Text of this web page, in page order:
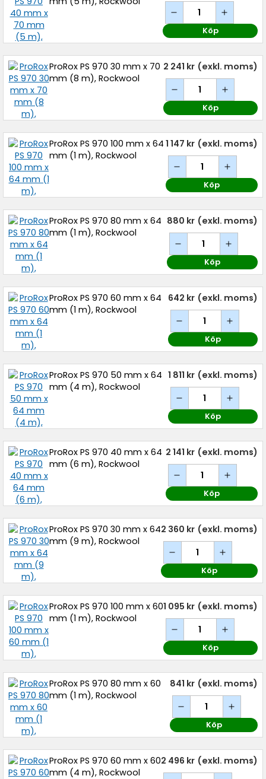
Köp
ProRox PS 970 30 mm x 70
mm (8 m), Rockwool
2 241 kr (exkl. moms)
Köp
ProRox PS 970 100 mm x 64
mm (1 m), Rockwool
1 147 kr (exkl. moms)
Köp
ProRox PS 970 80 mm x 64
mm (1 m), Rockwool
880 kr (exkl. moms)
Köp
ProRox PS 970 60 mm x 64
mm (1 m), Rockwool
642 kr (exkl. moms)
Köp
ProRox PS 970 50 mm x 64
mm (4 m), Rockwool
1 811 kr (exkl. moms)
Köp
ProRox PS 970 40 mm x 64
mm (6 m), Rockwool
2 141 kr (exkl. moms)
Köp
ProRox PS 970 30 mm x 64
mm (9 m), Rockwool
2 360 kr (exkl. moms)
Köp
ProRox PS 970 100 mm x 60
mm (1 m), Rockwool
1 095 kr (exkl. moms)
Köp
ProRox PS 970 80 mm x 60
mm (1 m), Rockwool
841 kr (exkl. moms)
Köp
ProRox PS 970 60 mm x 60
mm (4 m), Rockwool
2 496 kr (exkl. moms)